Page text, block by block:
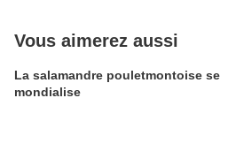
Vous aimerez aussi
La salamandre pouletmontoise se
mondialise